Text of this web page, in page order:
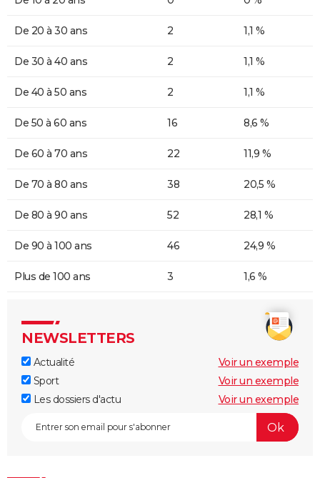
De 20 à 30 ans 2 1,1 %
De 30 à 40 ans 2 1,1 %
De 40 à 50 ans 2 1,1 %
De 50 à 60 ans 16 8,6 %
De 60 à 70 ans 22 11,9 %
De 70 à 80 ans 38 20,5 %
De 80 à 90 ans 52 28,1 %
De 90 à 100 ans 46 24,9 %
Plus de 100 ans 3 1,6 %
NEWSLETTERS
Actualité
Voir un exemple
Sport
Voir un exemple
Les dossiers d'actu
Voir un exemple